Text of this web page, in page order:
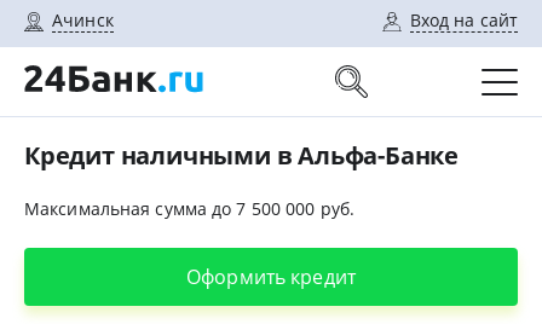
Ачинск Вход на сайт
Кредит наличными в Альфа-Банке
Максимальная сумма до 7 500 000 руб.
Оформить кредит